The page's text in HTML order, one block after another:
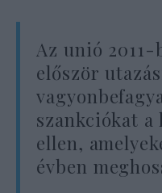
Az unió
először
szankciókat
ellen,
évben